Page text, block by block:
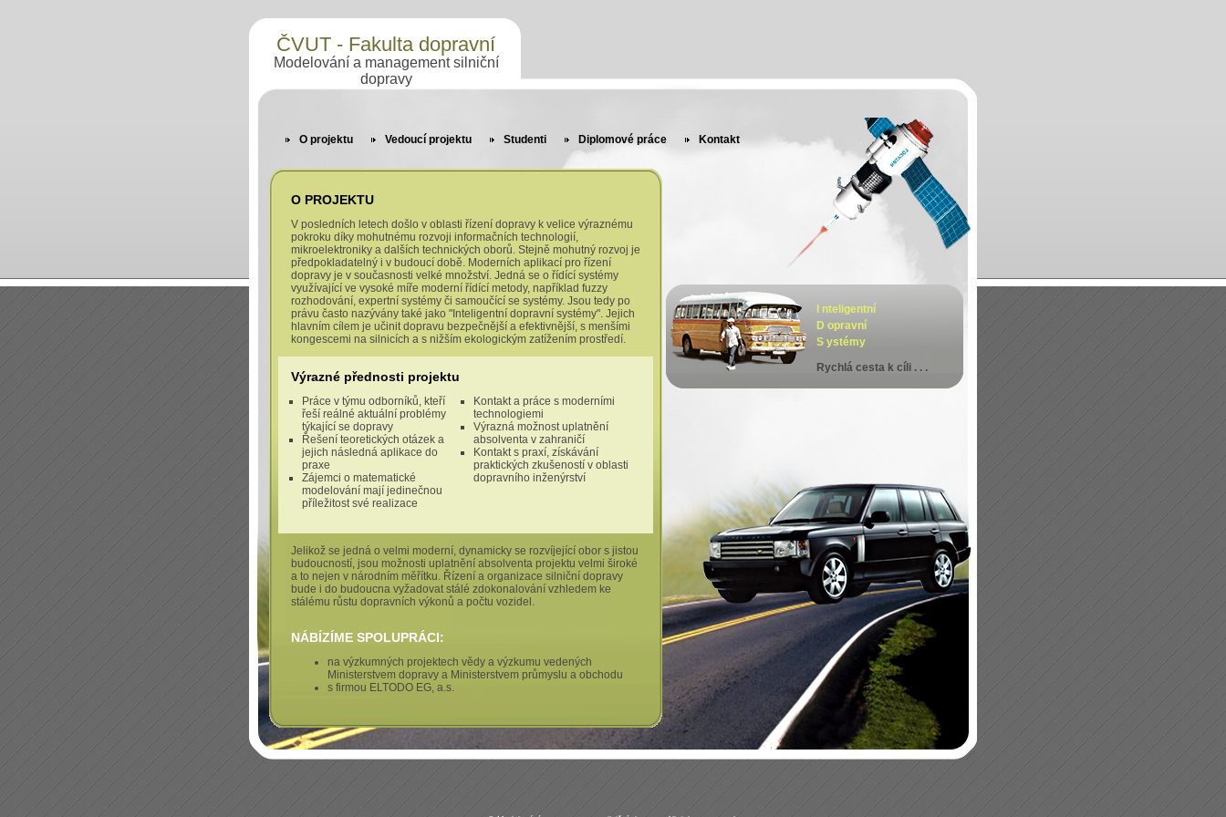
ČVUT - Fakulta dopravní
Modelování a management silniční
dopravy
O projektu Vedoucí projektu Studenti Diplomové práce Kontakt
O PROJEKTU
V posledních letech došlo v oblasti řízení dopravy k velice výraznému
pokroku díky mohutnému rozvoji informačních technologií,
mikroelektroniky a dalších technických oborů. Stejně mohutný rozvoj je
předpokladatelný i v budoucí době. Moderních aplikací pro řízení
dopravy je v současnosti velké množství. Jedná se o řídící systémy
využívající ve vysoké míře moderní řídící metody, například fuzzy
rozhodování, expertní systémy či samoučící se systémy. Jsou tedy po
právu často nazývány také jako "Inteligentní dopravní systémy". Jejich
hlavním cílem je učinit dopravu bezpečnější a efektivnější, s menšími
kongescemi na silnicích a s nižším ekologickým zatížením prostředí.
Výrazné přednosti projektu
Práce v týmu odborníků, kteří
řeší reálné aktuální problémy
týkající se dopravy
Řešení teoretických otázek a
jejich následná aplikace do
praxe
Zájemci o matematické
modelování mají jedinečnou
příležitost své realizace
Kontakt a práce s moderními
technologiemi
Výrazná možnost uplatnění
absolventa v zahraničí
Kontakt s praxí, získávání
praktických zkušeností v oblasti
dopravního inženýrství
Jelikož se jedná o velmi moderní, dynamicky se rozvíjející obor s jistou
budoucností, jsou možnosti uplatnění absolventa projektu velmi široké
a to nejen v národním měřítku. Řízení a organizace silniční dopravy
bude i do budoucna vyžadovat stálé zdokonalování vzhledem ke
stálému růstu dopravních výkonů a počtu vozidel.
NÁBÍZÍME SPOLUPRÁCI:
na výzkumných projektech vědy a výzkumu vedených
Ministerstvem dopravy a Ministerstvem průmyslu a obchodu
s firmou ELTODO EG, a.s.
I nteligentní
D opravní
S ystémy
Rychlá cesta k cíli . . .